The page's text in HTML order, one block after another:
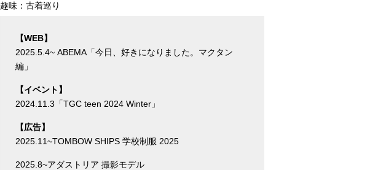
趣味：古着巡り
【WEB】
2025.5.4~ ABEMA「今日、好きになりました。マクタン
編」
【イベント】
2024.11.3「TGC teen 2024 Winter」
【広告】
2025.11~TOMBOW SHIPS 学校制服 2025
2025.8~アダストリア 撮影モデル